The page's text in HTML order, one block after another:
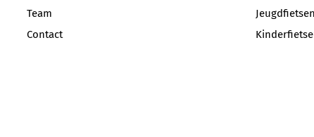
Team
Contact
Jeugdfietsen